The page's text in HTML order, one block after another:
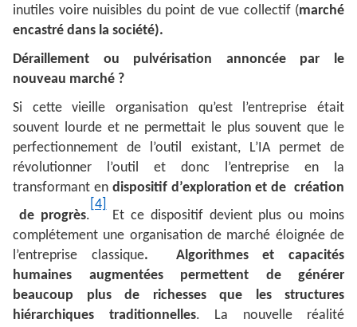
inutiles voire nuisibles du point de vue collectif (marché
encastré dans la société).
Déraillement ou pulvérisation annoncée par le
nouveau marché ?
Si cette vieille organisation qu’est l’entreprise était
souvent lourde et ne permettait le plus souvent que le
perfectionnement de l’outil existant, L’IA permet de
révolutionner l’outil et donc l’entreprise en la
transformant en dispositif d’exploration et de création
de progrès.
[4]
Et ce dispositif devient plus ou moins
complétement une organisation de marché éloignée de
l’entreprise classique. Algorithmes et capacités
humaines augmentées permettent de générer
beaucoup plus de richesses que les structures
hiérarchiques traditionnelles. La nouvelle réalité